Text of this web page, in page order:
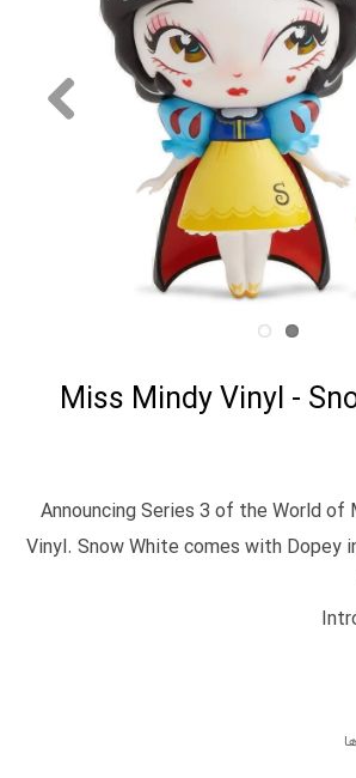
Announcing Series 3 of the World of
Vinyl. Snow White comes with Dopey